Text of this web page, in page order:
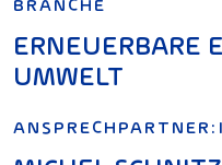
ERNEUERBARE
UMWELT